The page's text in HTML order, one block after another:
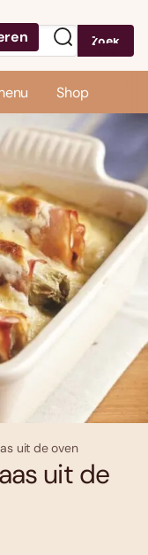
Zoek
Shop
uit de oven
uit de